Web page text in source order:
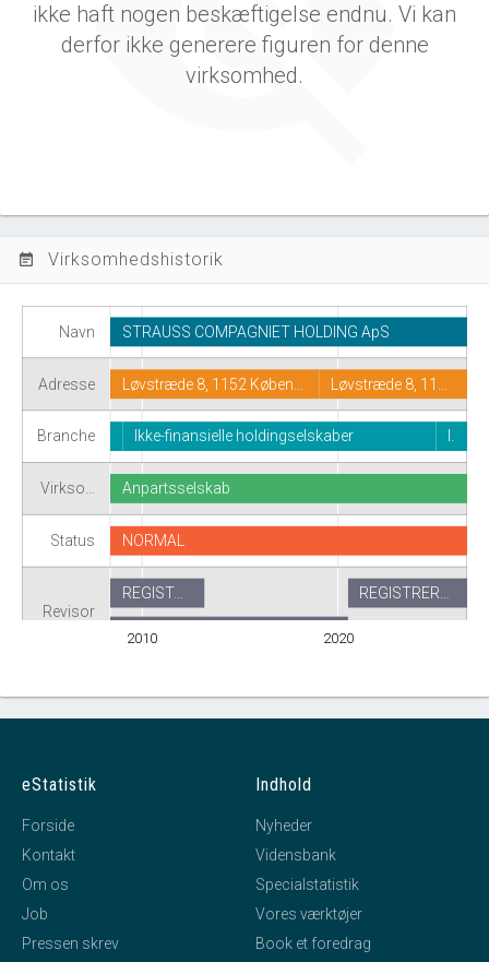
ikke haft nogen beskæftigelse endnu. Vi kan
derfor ikke generere figuren for denne
virksomhed.
event_note Virksomhedshistorik
2010 2020
Navn
Adresse
Branche
Virkso…
Status
Revisor
STRAUSS COMPAGNIET HOLDING ApS
Løvstræde 8, 1152 Køben… Løvstræde 8, 11…
Ikke-finansielle holdingselskaber I.
Anpartsselskab
NORMAL
REGIST… REGISTRER…
Revision fravalgt
eStatistik
Forside
Kontakt
Om os
Job
Pressen skrev
Indhold
Nyheder
Vidensbank
Specialstatistik
Vores værktøjer
Book et foredrag